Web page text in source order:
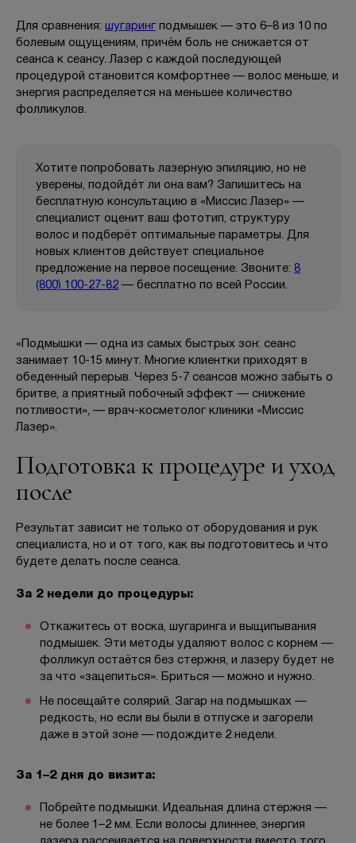
Для сравнения: шугаринг подмышек — это 6–8 из 10 по
болевым ощущениям, причём боль не снижается от
сеанса к сеансу. Лазер с каждой последующей
процедурой становится комфортнее — волос меньше, и
энергия распределяется на меньшее количество
фолликулов.
Хотите попробовать лазерную эпиляцию, но не
уверены, подойдёт ли она вам? Запишитесь на
бесплатную консультацию в «Миссис Лазер» —
специалист оценит ваш фототип, структуру
волос и подберёт оптимальные параметры. Для
новых клиентов действует специальное
предложение на первое посещение. Звоните: 8
(800) 100-27-82 — бесплатно по всей России.
«Подмышки — одна из самых быстрых зон: сеанс
занимает 10-15 минут. Многие клиентки приходят в
обеденный перерыв. Через 5-7 сеансов можно забыть о
бритве, а приятный побочный эффект — снижение
потливости», — врач-косметолог клиники «Миссис
Лазер».
Подготовка к процедуре и уход
после
Результат зависит не только от оборудования и рук
специалиста, но и от того, как вы подготовитесь и что
будете делать после сеанса.
За 2 недели до процедуры:
Откажитесь от воска, шугаринга и выщипывания
подмышек. Эти методы удаляют волос с корнем —
фолликул остаётся без стержня, и лазеру будет не
за что «зацепиться». Бриться — можно и нужно.
Не посещайте солярий. Загар на подмышках —
редкость, но если вы были в отпуске и загорели
даже в этой зоне — подождите 2 недели.
За 1–2 дня до визита:
Побрейте подмышки. Идеальная длина стержня —
не более 1–2 мм. Если волосы длиннее, энергия